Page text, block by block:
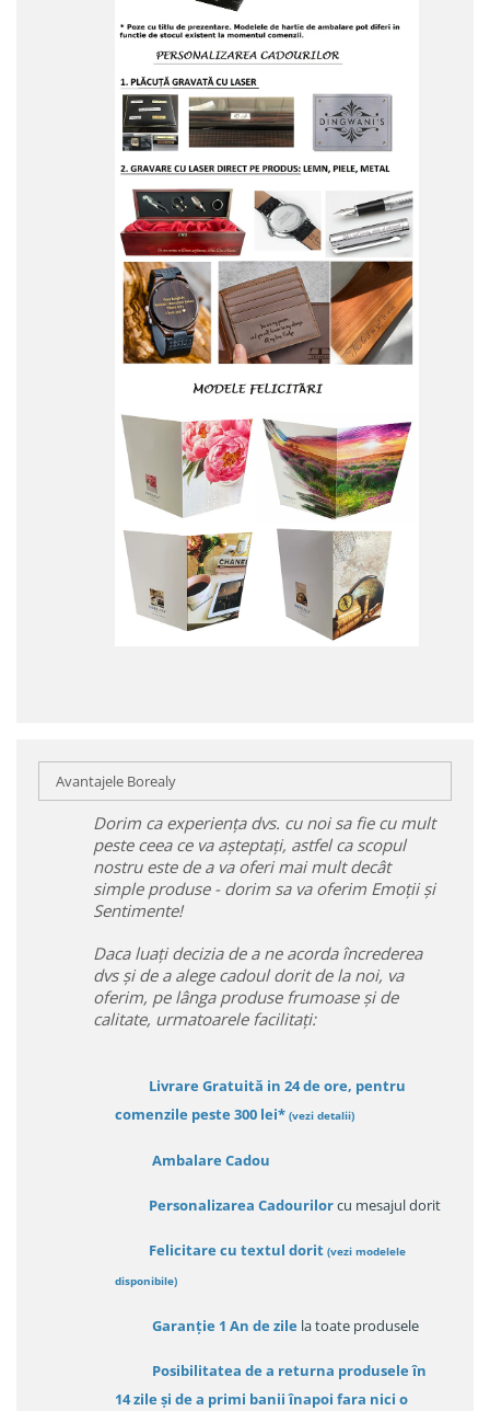
Avantajele Borealy
Dorim ca experiența dvs. cu noi sa fie cu mult
peste ceea ce va așteptați, astfel ca scopul
nostru este de a va oferi mai mult decât
simple produse - dorim sa va oferim Emoții și
Sentimente!
Daca luați decizia de a ne acorda încrederea
dvs și de a alege cadoul dorit de la noi, va
oferim, pe lânga produse frumoase și de
calitate, urmatoarele facilitați:
Livrare Gratuită in 24 de ore, pentru
comenzile peste 300 lei* (vezi detalii)
Ambalare Cadou
Personalizarea Cadourilorcu mesajul dorit
Felicitare cu textul dorit (vezi modelele
disponibile)
Garanție 1 An de zile la toate produsele
Posibilitatea de a returna produsele în
14 zileși de a primi banii înapoi fara nici o